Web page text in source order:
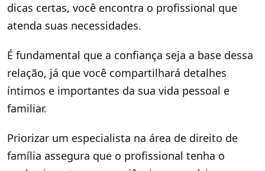
dicas certas, você encontra o profissional que
atenda suas necessidades.
É fundamental que a confiança seja a base dessa
relação, já que você compartilhará detalhes
íntimos e importantes da sua vida pessoal e
familiar.
Priorizar um especialista na área de direito de
família assegura que o profissional tenha o